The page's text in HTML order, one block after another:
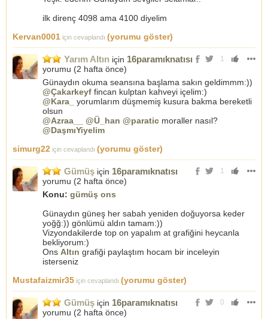
ilk direnç 4098 ama 4100 diyelim
Kervan0001 için cevaplandı (yorumu göster)
1
Yarım Altın için 16paramıknatısı
yorumu (2 hafta önce)
Günaydın okuma seansına başlama sakın geldimmm:))
@Çakarkeyf fincan kulptan kahveyi içelim:)
@Kara_
yorumlarım düşmemiş kusura bakma bereketli
olsun
@Azraa__
@Ü_han @paratic moraller nasıl?
@DaşmıYiyelim
simurg22 için cevaplandı (yorumu göster)
1
Gümüş için 16paramıknatısı
yorumu (2 hafta önce)
Konu: gümüş ons
Günaydın güneş her sabah yeniden doğuyorsa keder
yoğğ:)) gönlümü aldın tamam:))
Vizyondakilerde top on yapalım at grafiğini heycanla
bekliyorum:)
Ons Altın grafiği paylaştım hocam bir inceleyin
isterseniz
Mustafaizmir35 için cevaplandı (yorumu göster)
0
Gümüş için 16paramıknatısı
yorumu (2 hafta önce)